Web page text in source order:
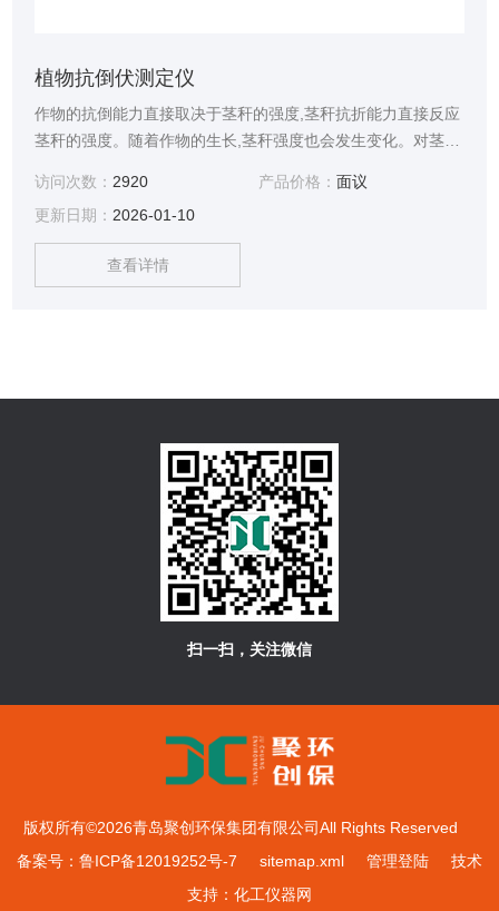
植物抗倒伏测定仪
作物的抗倒能力直接取决于茎秆的强度,茎秆抗折能力直接反应
茎秆的强度。随着作物的生长,茎秆强度也会发生变化。对茎秆
抗折强度指标,可以获得植物茎秆强度在生长过程中的变化。
JC-KDF植物抗倒伏测定仪通过配置的探针、拉钩、压板等附
件来测量农作物的茎秆强度及抗倒伏能力。
访问次数：2920 产品价格： 面议
更新日期：2026-01-10
查看详情
扫一扫，关注微信
版权所有©2026青岛聚创环保集团有限公司All Rights Reserved
备案号：鲁ICP备12019252号-7
sitemap.xml 管理登陆技术
支持： 化工仪器网